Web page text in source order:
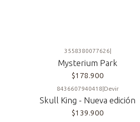
3558380077626
Mysterium Park
$178.900
8436607940418|Devir
Skull King - Nueva edición
$139.900